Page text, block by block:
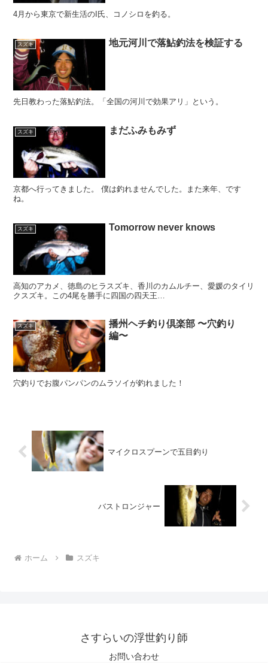
4月から東京で新生活のI氏、コノシロを釣る。
スズキ 地元河川で落鮎釣法を検証する
先日教わった落鮎釣法。「全国の河川で効果アリ」という。
スズキ まだふみもみず
京都へ行ってきました。 僕は釣れませんでした。また来年、です
ね。
スズキ Tomorrow never knows
高知のアカメ、徳島のヒラスズキ、香川のカムルチー、愛媛のタイリ
クスズキ。この4尾を勝手に四国の四天王…
スズキ
播州ヘチ釣り倶楽部 〜穴釣り
編〜
穴釣りでお腹パンパンのムラソイが釣れました！
マイクロスプーンで五目釣り
バストロンジャー
ホーム スズキ
さすらいの浮世釣り師
お問い合わせ